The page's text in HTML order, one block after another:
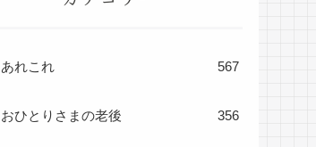
あれこれ 567
おひとりさまの老後 356